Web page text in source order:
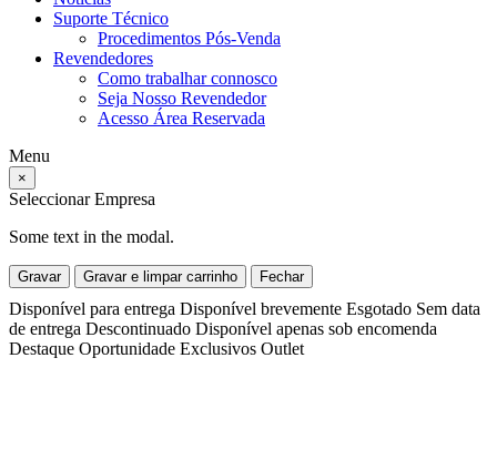
Suporte Técnico
Procedimentos Pós-Venda
Revendedores
Como trabalhar connosco
Seja Nosso Revendedor
Acesso Área Reservada
Menu
×
Seleccionar Empresa
Some text in the modal.
Gravar Gravar e limpar carrinho Fechar
Disponível para entrega Disponível brevemente Esgotado Sem data
de entrega Descontinuado Disponível apenas sob encomenda
Destaque Oportunidade Exclusivos Outlet